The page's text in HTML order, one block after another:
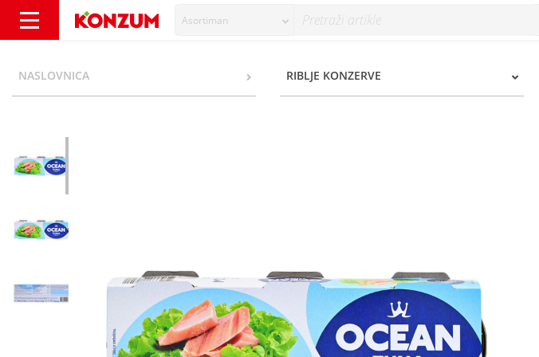
Asortiman
NASLOVNICA RIBLJE KONZERVE